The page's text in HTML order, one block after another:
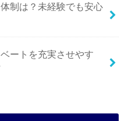
制は？未経験でも安心
ートを充実させやす